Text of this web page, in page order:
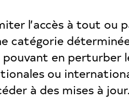
l’accès à tout ou
catégorie
en perturber
ou
à des mises à jour.